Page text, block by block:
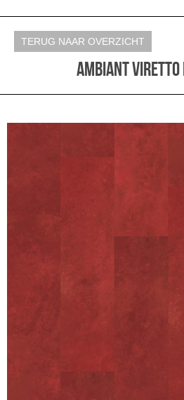
TERUG NAAR OVERZICHT
Ambiant Viretto